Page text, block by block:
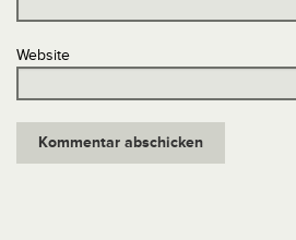
Website